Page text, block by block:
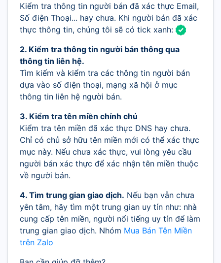
Kiểm tra thông tin người bán đã xác thực Email,
Số điện Thoại... hay chưa. Khi người bán đã xác
thực thông tin, chúng tôi sẽ có tick xanh:
2. Kiểm tra thông tin người bán thông qua
thông tin liên hệ.
Tìm kiếm và kiểm tra các thông tin người bán
dựa vào số điện thoại, mạng xã hội ở mục
thông tin liên hệ người bán.
3. Kiểm tra tên miền chính chủ
Kiểm tra tên miền đã xác thực DNS hay chưa.
Chỉ có chủ sở hữu tên miền mới có thể xác thực
mục này. Nếu chưa xác thực, vui lòng yêu cầu
người bán xác thực để xác nhận tên miền thuộc
về người bán.
4. Tìm trung gian giao dịch. Nếu bạn vẫn chưa
yên tâm, hãy tìm một trung gian uy tín như: nhà
cung cấp tên miền, người nổi tiếng uy tín để làm
trung gian giao dịch. Nhóm Mua Bán Tên Miền
trên Zalo